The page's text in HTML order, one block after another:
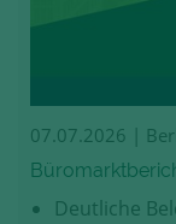
07.07.2026 |
Deutliche